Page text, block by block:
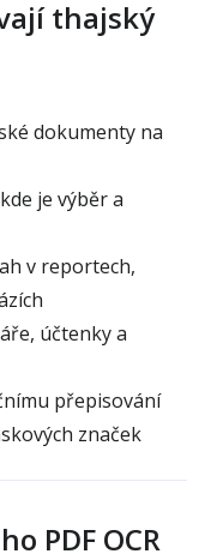
thajský
dokumenty na
je výběr a
v reportech,
účtenky a
přepisování
značek
PDF OCR